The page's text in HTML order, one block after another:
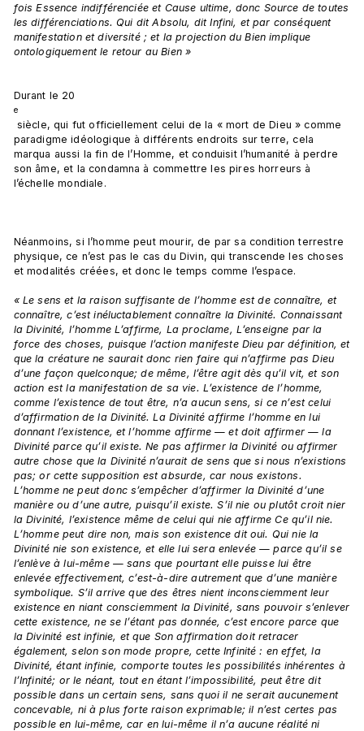
fois Essence indifférenciée et Cause ultime, donc Source de toutes
les différenciations. Qui dit Absolu, dit Infini, et par conséquent
manifestation et diversité ; et la projection du Bien implique
ontologiquement le retour au Bien »
Durant le 20
e
siècle, qui fut officiellement celui de la « mort de Dieu » comme
paradigme idéologique à différents endroits sur terre, cela
marqua aussi la fin de l’Homme, et conduisit l’humanité à perdre
son âme, et la condamna à commettre les pires horreurs à
l’échelle mondiale.
Néanmoins, si l’homme peut mourir, de par sa condition terrestre
physique, ce n’est pas le cas du Divin, qui transcende les choses
et modalités créées, et donc le temps comme l’espace.
« Le sens et la raison suffisante de l’homme est de connaître, et
connaître, c’est inéluctablement connaître la Divinité. Connaissant
la Divinité, l’homme L’affirme, La proclame, L’enseigne par la
force des choses, puisque l’action manifeste Dieu par définition, et
que la créature ne saurait donc rien faire qui n’affirme pas Dieu
d’une façon quelconque; de même, l’être agit dès qu’il vit, et son
action est la manifestation de sa vie. L’existence de l’homme,
comme l’existence de tout être, n’a aucun sens, si ce n’est celui
d’affirmation de la Divinité. La Divinité affirme l’homme en lui
donnant l’existence, et l’homme affirme — et doit affirmer — la
Divinité parce qu’il existe. Ne pas affirmer la Divinité ou affirmer
autre chose que la Divinité n’aurait de sens que si nous n’existions
pas; or cette supposition est absurde, car nous existons.
L’homme ne peut donc s’empêcher d’affirmer la Divinité d’une
manière ou d’une autre, puisqu’il existe. S’il nie ou plutôt croit nier
la Divinité, l’existence même de celui qui nie affirme Ce qu’il nie.
L’homme peut dire non, mais son existence dit oui. Qui nie la
Divinité nie son existence, et elle lui sera enlevée — parce qu’il se
l’enlève à lui-même — sans que pourtant elle puisse lui être
enlevée effectivement, c’est-à-dire autrement que d’une manière
symbolique. S’il arrive que des êtres nient inconsciemment leur
existence en niant consciemment la Divinité, sans pouvoir s’enlever
cette existence, ne se l’étant pas donnée, c’est encore parce que
la Divinité est infinie, et que Son affirmation doit retracer
également, selon son mode propre, cette Infinité : en effet, la
Divinité, étant infinie, comporte toutes les possibilités inhérentes à
l’Infinité; or le néant, tout en étant l’impossibilité, peut être dit
possible dans un certain sens, sans quoi il ne serait aucunement
concevable, ni à plus forte raison exprimable; il n’est certes pas
possible en lui-même, car en lui-même il n’a aucune réalité ni